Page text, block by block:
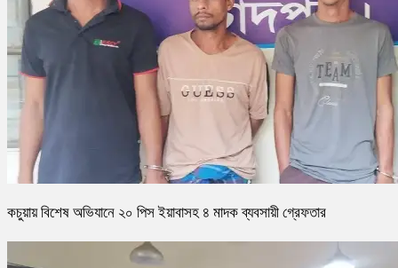
কচুয়ায় বিশেষ অভিযানে ২০ পিস ইয়াবাসহ ৪ মাদক ব্যবসায়ী গ্রেফতার